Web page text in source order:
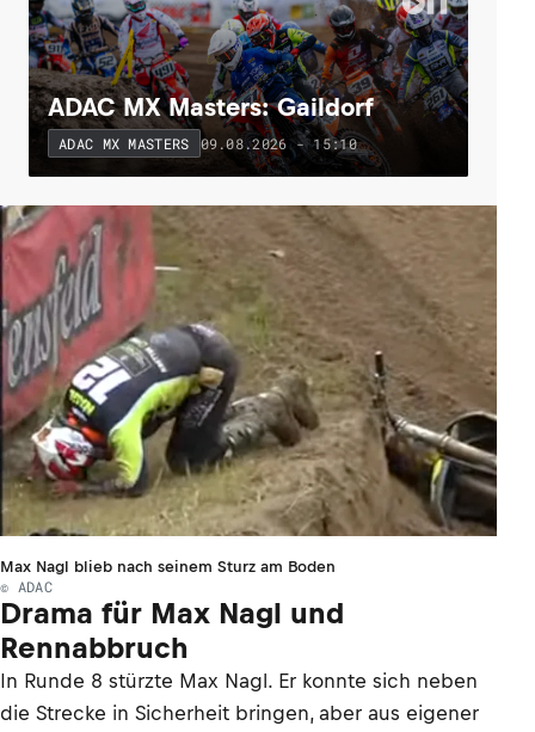
ADAC MX Masters: Gaildorf
ADAC MX MASTERS 09.08.2026 - 15:10
Max Nagl blieb nach seinem Sturz am Boden
© ADAC
Drama für Max Nagl und
Rennabbruch
In Runde 8 stürzte Max Nagl. Er konnte sich neben
die Strecke in Sicherheit bringen, aber aus eigener